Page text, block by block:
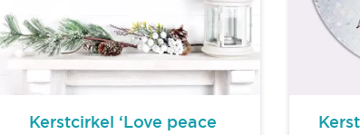
Kerstcirkel ‘Love peace